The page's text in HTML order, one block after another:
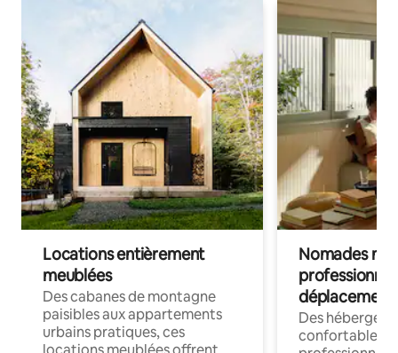
Locations entièrement
meublées
Des cabanes de montagne
paisibles aux appartements
urbains pratiques, ces
Nomades
déplacement
Des
confortables